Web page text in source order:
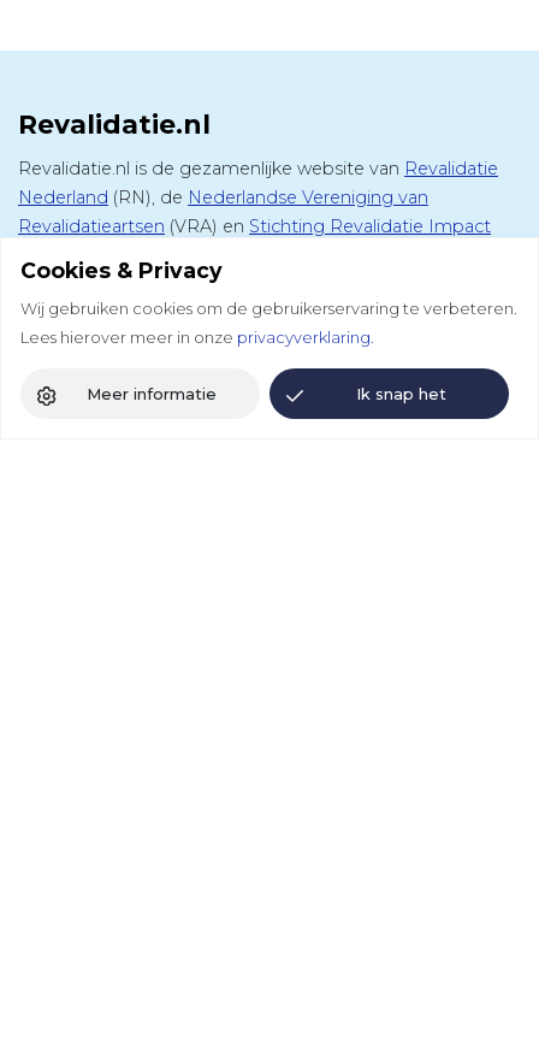
Cookies & Privacy
Wij gebruiken cookies om de gebruikerservaring te verbeteren.
Lees hierover meer in onze privacyverklaring.
Ik snap het
Meer informatie
Revalidatie.nl
Revalidatie.nl is de gezamenlijke website van Revalidatie
Nederland (RN), de Nederlandse Vereniging van
Revalidatieartsen (VRA) en Stichting Revalidatie Impact
medisch specialistische revalidatie, het vak van de
revalidatiearts en de revalidatiesector.